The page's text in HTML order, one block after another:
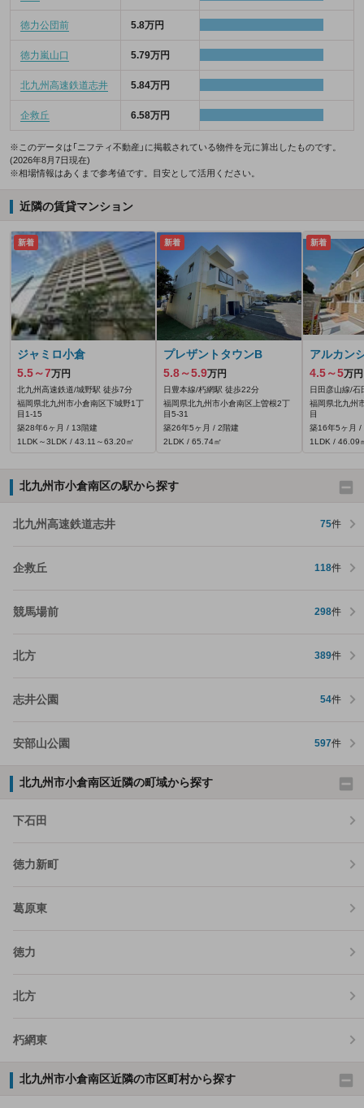
徳力公団前 5.8万円
徳力嵐山口 5.79万円
北九州高速鉄道志井 5.84万円
企救丘 6.58万円
※このデータは「ニフティ不動産」に掲載されている物件を元に算出したものです。
(2026年8月7日現在)
※相場情報はあくまで参考値です。目安として活用ください。
近隣の賃貸マンション
新着
ジャミロ小倉
5.5～7万円
北九州高速鉄道/城野駅 徒歩7分
福岡県北九州市小倉南区下城野1丁
目1-15
築28年6ヶ月 / 13階建
1LDK～3LDK / 43.11～63.20㎡
新着
プレザントタウンB
5.8～5.9万円
日豊本線/朽網駅 徒歩22分
福岡県北九州市小倉南区上曽根2丁
目5-31
築26年5ヶ月 / 2階建
2LDK / 65.74㎡
新着
アルカン
4.5～5万円
日田彦山線/石
福岡県北九州
目
築16年5ヶ月 /
1LDK / 46.09
北九州市小倉南区の駅から探す
北九州高速鉄道志井 75件
企救丘 118件
競馬場前 298件
北方 389件
志井公園 54件
安部山公園 597件
北九州市小倉南区近隣の町域から探す
下石田
徳力新町
葛原東
徳力
北方
朽網東
北九州市小倉南区近隣の市区町村から探す